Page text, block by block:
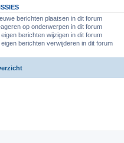
berichten plaatsen in dit forum
op onderwerpen in dit forum
eigen berichten wijzigen in dit forum
eigen berichten verwijderen in dit forum